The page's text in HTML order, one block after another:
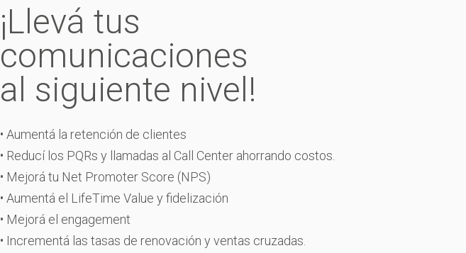
¡Llevá tus
comunicaciones
al siguiente nivel!
• Aumentá la retención de clientes
• Reducí los PQRs y llamadas al Call Center ahorrando costos.
• Mejorá tu Net Promoter Score (NPS)
• Aumentá el LifeTime Value y fidelización
• Mejorá el engagement
• Incrementá las tasas de renovación y ventas cruzadas.